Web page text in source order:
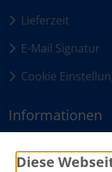
Lieferzeit
E-Mail Signatur
Cookie
Informationen
Sitemap
Diese